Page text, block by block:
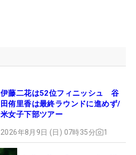
伊藤二花は52位フィニッシュ 谷
田侑里香は最終ラウンドに進めず/
米女子下部ツアー
2026年8月9日 (日) 07時35分 1